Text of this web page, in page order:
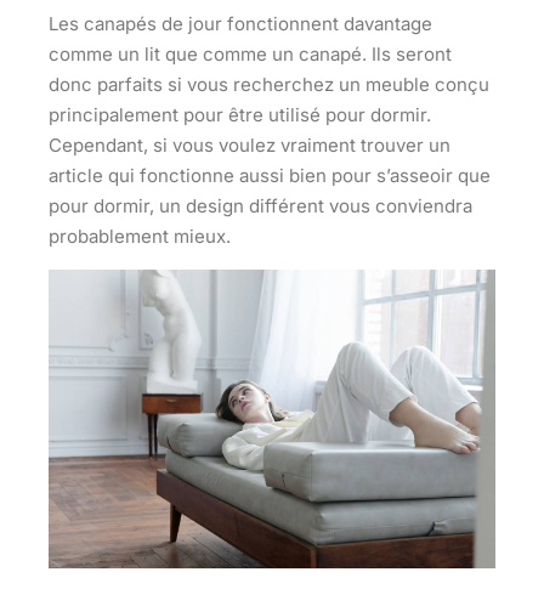
Les canapés de jour fonctionnent davantage
comme un lit que comme un canapé. Ils seront
donc parfaits si vous recherchez un meuble conçu
principalement pour être utilisé pour dormir.
Cependant, si vous voulez vraiment trouver un
article qui fonctionne aussi bien pour s’asseoir que
pour dormir, un design différent vous conviendra
probablement mieux.